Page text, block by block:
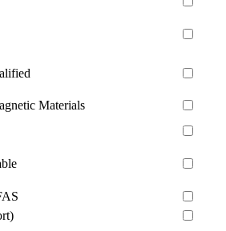
Materials